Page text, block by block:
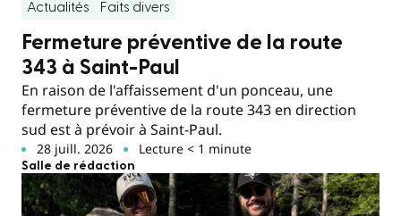
Actualités Faits divers
Fermeture préventive de la route
343 à Saint-Paul
En raison de l'affaissement d'un ponceau, une
fermeture préventive de la route 343 en direction
sud est à prévoir à Saint-Paul.
28 juill. 2026 Lecture < 1 minute
Salle de rédaction